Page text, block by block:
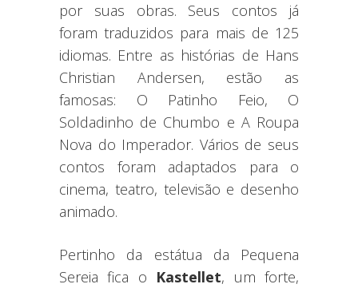
por suas obras. Seus contos já
foram traduzidos para mais de 125
idiomas. Entre as histórias de Hans
Christian Andersen, estão as
famosas: O Patinho Feio, O
Soldadinho de Chumbo e A Roupa
Nova do Imperador. Vários de seus
contos foram adaptados para o
cinema, teatro, televisão e desenho
animado.
Pertinho da estátua da Pequena
Sereia fica o Kastellet, um forte,